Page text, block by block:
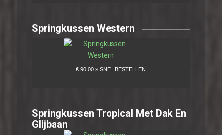
Springkussen Western
Springkussen Tropical Met Dak En
Glijbaan